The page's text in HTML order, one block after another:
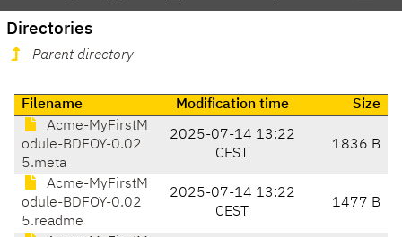
Directories
Parent directory
Filename Modification time
Size
Acme-MyFirstM
odule-BDFOY-0.02
5.meta
2025-07-14 13:22
CEST
1836 B
Acme-MyFirstM
odule-BDFOY-0.02
5.readme
2025-07-14 13:22
CEST
1477 B